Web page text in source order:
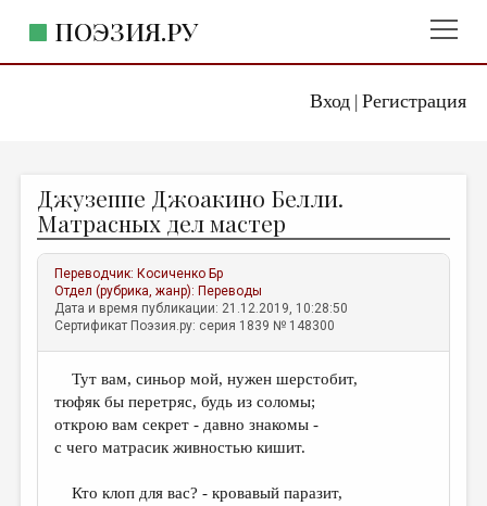
Вход| Регистрация
ПОЭЗИЯ.РУ
ЖАНРЫ
АВТОРЫ
КОММЕНТАРИИ
ЛИТСАЛОН
ПРАВИЛА САЙТА
ОТДЕЛЫ И РУБРИКИ
Джузеппе Джоакино Белли.
Матрасных дел мастер
Переводчик: Косиченко Бр
Отдел (рубрика, жанр): Переводы
Дата и время публикации: 21.12.2019, 10:28:50
Сертификат Поэзия.ру: серия 1839 № 148300
Тут вам, синьор мой, нужен шерстобит,
тюфяк бы перетряс, будь из соломы;
открою вам секрет - давно знакомы -
с чего матрасик живностью кишит.
Кто клоп для вас? - кровавый паразит,